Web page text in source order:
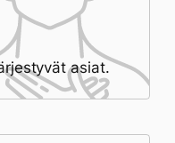
asiat.